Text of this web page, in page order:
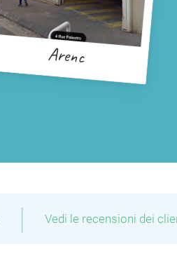
Arenc
| Vedi le recensioni dei